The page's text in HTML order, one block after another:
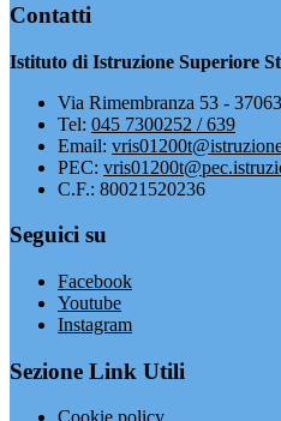
Contatti
Istituto di Istruzione Superiore
Via Rimembranza 53 -
Tel: 045 7300252 / 639
Email:
PEC:
C.F.: 80021520236
Seguici su
Facebook
Youtube
Instagram
Sezione Link Utili